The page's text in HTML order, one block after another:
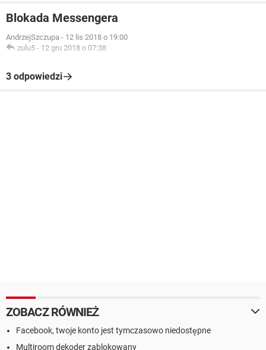
Blokada Messengera
AndrzejSzczupa - 12 lis 2018 o 19:00
zulu5 - 12 gru 2018 o 07:38
3 odpowiedzi
ZOBACZ RÓWNIEŻ
Facebook, twoje konto jest tymczasowo niedostępne
Multiroom dekoder zablokowany